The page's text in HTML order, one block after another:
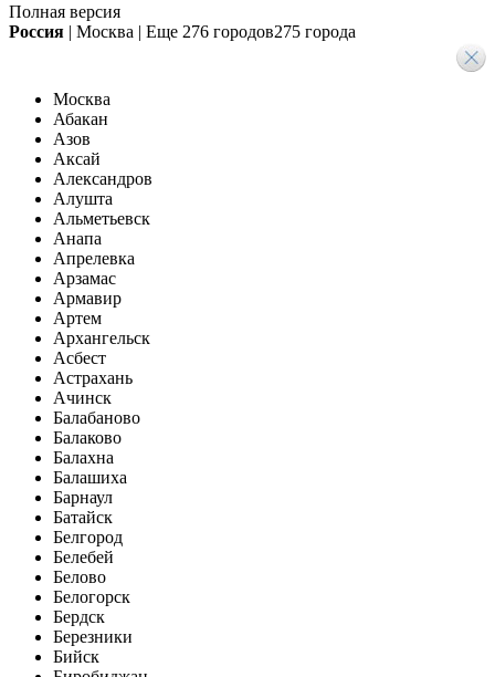
Полная версия
Россия | Москва | Еще 276 городов275 города
Москва
Абакан
Азов
Аксай
Александров
Алушта
Альметьевск
Анапа
Апрелевка
Арзамас
Армавир
Артем
Архангельск
Асбест
Астрахань
Ачинск
Балабаново
Балаково
Балахна
Балашиха
Барнаул
Батайск
Белгород
Белебей
Белово
Белогорск
Бердск
Березники
Бийск